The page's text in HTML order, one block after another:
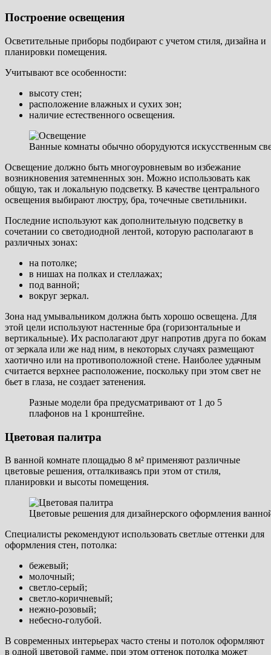
Построение освещения
Осветительные приборы подбирают с учетом стиля, дизайна и
планировки помещения.
Учитывают все особенности:
высоту стен;
расположение влажных и сухих зон;
наличие естественного освещения.
Ванные комнаты обычно оборудуются искусственным
Освещение должно быть многоуровневым во избежание
возникновения затемненных зон. Можно использовать как
общую, так и локальную подсветку. В качестве центрального
освещения выбирают люстру, бра, точечные светильники.
Последние используют как дополнительную подсветку в
сочетании со светодиодной лентой, которую располагают в
различных зонах:
на потолке;
в нишах на полках и стеллажах;
под ванной;
вокруг зеркал.
Зона над умывальником должна быть хорошо освещена. Для
этой цели используют настенные бра (горизонтальные и
вертикальные). Их располагают друг напротив друга по бокам
от зеркала или же над ним, в некоторых случаях размещают
хаотично или на противоположной стене. Наиболее удачным
считается верхнее расположение, поскольку при этом свет не
бьет в глаза, не создает затенения.
Разные модели бра предусматривают от 1 до 5
плафонов на 1 кронштейне.
Цветовая палитра
В ванной комнате площадью 8 м² применяют различные
цветовые решения, отталкиваясь при этом от стиля,
планировки и высоты помещения.
Цветовые решения для дизайнерского оформления
Специалисты рекомендуют использовать светлые оттенки для
оформления стен, потолка:
бежевый;
молочный;
светло-серый;
светло-коричневый;
нежно-розовый;
небесно-голубой.
В современных интерьерах часто стены и потолок оформляют
в одной цветовой гамме, при этом оттенок потолка может